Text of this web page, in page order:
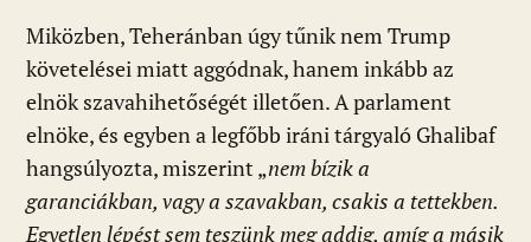
Miközben, Teheránban úgy tűnik nem Trump
követelései miatt aggódnak, hanem inkább az
elnök szavahihetőségét illetően. A parlament
elnöke, és egyben a legfőbb iráni tárgyaló Ghalibaf
hangsúlyozta, miszerint „nem bízik a
garanciákban, vagy a szavakban, csakis a tettekben.
Egyetlen lépést sem teszünk meg addig, amíg a másik